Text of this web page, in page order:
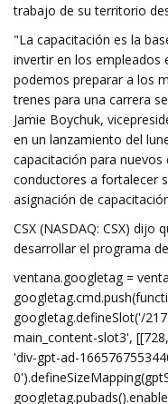
trabajo de su territorio
"La capacitación es la
invertir en los empleados
podemos preparar a los
trenes para una carrera
Jamie Boychuk,
en un lanzamiento del
capacitación para
conductores a fortalecer
asignación de
CSX (NASDAQ: CSX) dijo
desarrollar el programa
ventana.googletag =
googletag.defineSlot('/
main_content-slot3',
'div-gpt-ad-